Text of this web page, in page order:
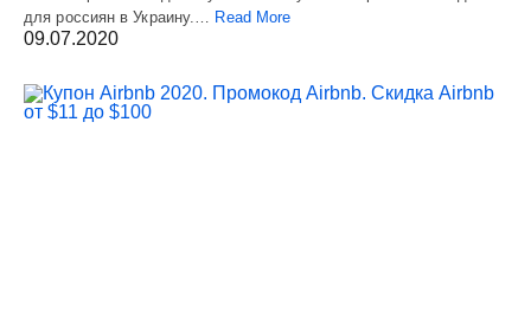
для россиян в Украину.… Read More
09.07.2020